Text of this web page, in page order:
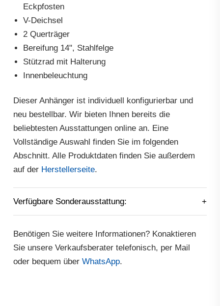
Eckpfosten
V-Deichsel
2 Querträger
Bereifung 14", Stahlfelge
Stützrad mit Halterung
Innenbeleuchtung
Dieser Anhänger ist individuell konfigurierbar und
neu bestellbar. Wir bieten Ihnen bereits die
beliebtesten Ausstattungen online an. Eine
Vollständige Auswahl finden Sie im folgenden
Abschnitt. Alle Produktdaten finden Sie außerdem
auf der Herstellerseite.
Verfügbare Sonderausstattung:
Benötigen Sie weitere Informationen? Konaktieren
Sie unsere Verkaufsberater telefonisch, per Mail
oder bequem über WhatsApp.